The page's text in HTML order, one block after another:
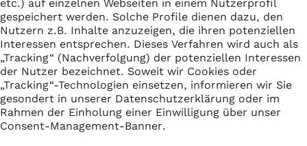
etc.) auf einzelnen Webseiten in einem Nutzerprofil
gespeichert werden. Solche Profile dienen dazu, den
Nutzern z.B. Inhalte anzuzeigen, die ihren potenziellen
Interessen entsprechen. Dieses Verfahren wird auch als
„Tracking“ (Nachverfolgung) der potenziellen Interessen
der Nutzer bezeichnet. Soweit wir Cookies oder
„Tracking“-Technologien einsetzen, informieren wir Sie
gesondert in unserer Datenschutzerklärung oder im
Rahmen der Einholung einer Einwilligung über unser
Consent-Management-Banner.